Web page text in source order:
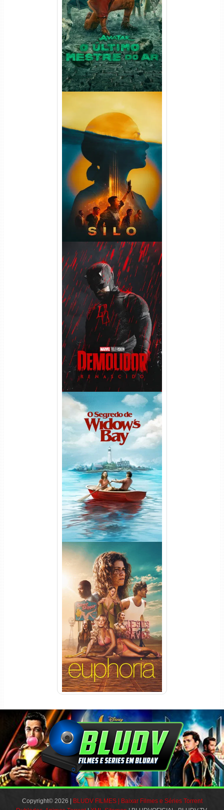
Avatar: O Último Mestre do
Ar 2ª Temporada Torrent
(2026) WEB-DL 1080p Dual
Áudio
Silo 2ª Temporada (2024)
WEB-DL 1080p Dual Áudio
Demolidor: Renascido 2ª
Temporada (2026) WEB-DL
1080p Dual Áudio
O Segredo de Widow’s Bay
1ª Temporada Torrent (2026)
WEB-DL 1080p Dual Áudio
Euphoria 3ª Temporada
Torrent (2026) WEB-DL 1080p
Dual Áudio
Copyright© 2026 |
BLUDV FILMES | Baixar Filmes e Séries Torrent